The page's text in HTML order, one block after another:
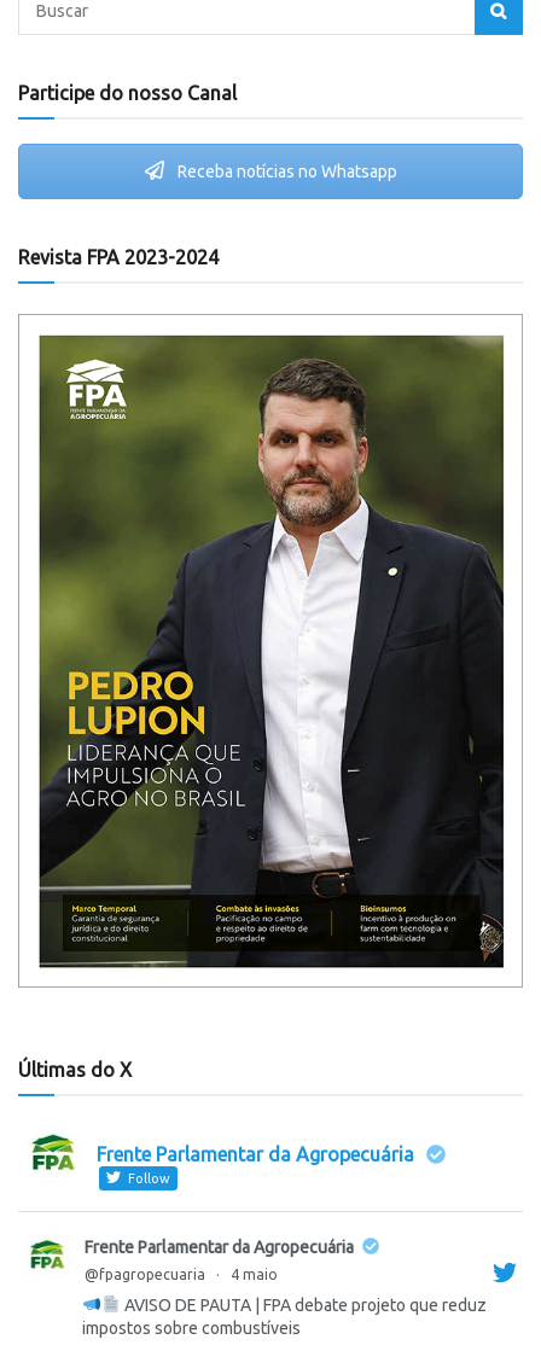
Participe do nosso Canal
Receba notícias no Whatsapp
Revista FPA 2023-2024
Últimas do X
Frente Parlamentar da Agropecuária
Follow
Frente Parlamentar da Agropecuária
@fpagropecuaria · 4 maio
AVISO DE PAUTA | FPA debate projeto que reduz
impostos sobre combustíveis